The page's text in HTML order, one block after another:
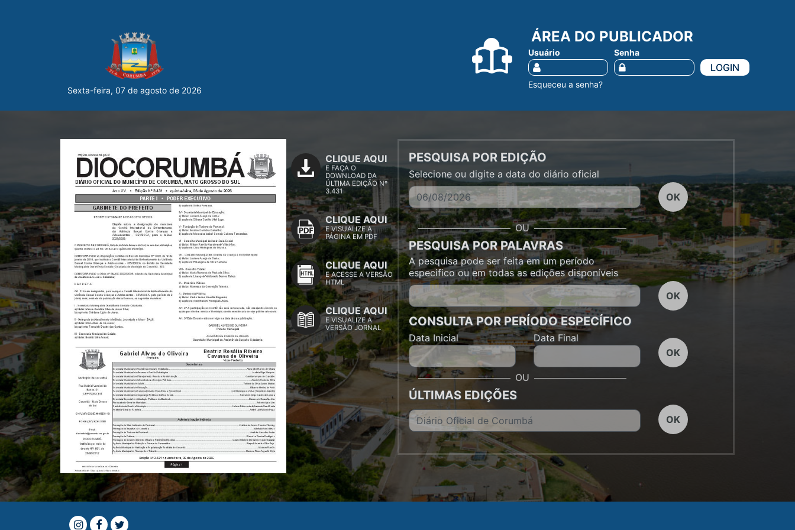
Sexta-feira, 07 de agosto de 2026
ÁREA DO PUBLICADOR
Usuário Senha
LOGIN
Esqueceu a senha?
CLIQUE AQUI
E FAÇA O
DOWNLOAD DA
ÚLTIMA EDIÇÃO Nº
3.431
CLIQUE AQUI
E VISUALIZE A
PÁGINA EM PDF
CLIQUE AQUI
E ACESSE A VERSÃO
HTML
CLIQUE AQUI
E VISUALIZE A
VERSÃO JORNAL
PESQUISA POR EDIÇÃO
Selecione ou digite a data do diário oficial
OK
OU
PESQUISA POR PALAVRAS
A pesquisa pode ser feita em um período
especifico ou em todas as edições disponíveis
OK
CONSULTA POR PERÍODO ESPECÍFICO
Data Inicial
Data Final
OK
OU
ÚLTIMAS EDIÇÕES
OK